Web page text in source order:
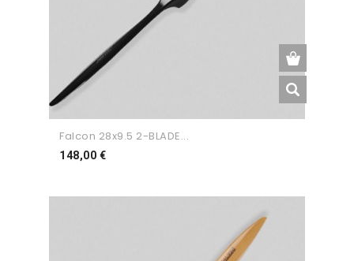
Falcon 28x9.5 2-BLADE...
148,00 €Preço